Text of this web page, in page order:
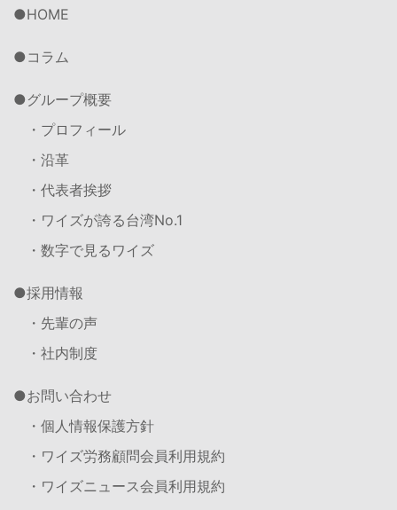
HOME
コラム
グループ概要
・プロフィール
・沿革
・代表者挨拶
・ワイズが誇る台湾No.1
・数字で見るワイズ
採用情報
・先輩の声
・社内制度
お問い合わせ
・個人情報保護方針
・ワイズ労務顧問会員利用規約
・ワイズニュース会員利用規約